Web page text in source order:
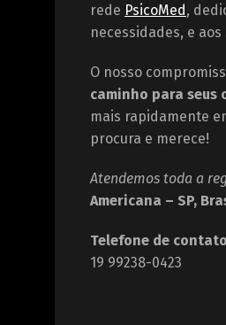
rede PsicoMed,
necessidades, e
O nosso
caminho para seus
mais rapidamente
procura e merece!
Atendemos toda a
Americana – SP,
Telefone de contato
19 99238-0423